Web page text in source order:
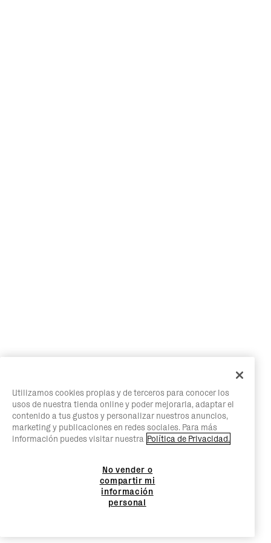
Utilizamos cookies propias y de terceros para conocer los
usos de nuestra tienda online y poder mejorarla, adaptar el
contenido a tus gustos y personalizar nuestros anuncios,
marketing y publicaciones en redes sociales. Para más
información puedes visitar nuestra Política de Privacidad.
No vender o
compartir mi
información
personal